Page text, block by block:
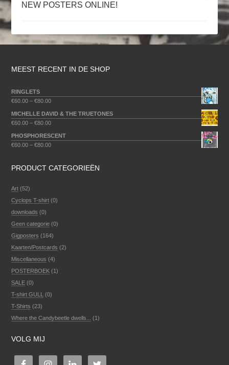
NEW POSTERS ONLINE!
MEEST RECENT IN DE SHOP
RINGLETS
€60.00 –€80.00
MICHELLE DAVID & THE TRUETONES
€60.00 –€80.00
PHOSPHORESCENT
€60.00 –€80.00
PRODUCT CATEGORIEËN
Art (52)
Cyclops T-shirt (0)
downloads (0)
Geen categorie (0)
Gigposters (164)
Kaarten/Postcards (2)
Miscellaneous (4)
POSTERBOEK (1)
SALE (0)
T-shirt GULL
(0)
T-Shirts (23)
Where the Candybeetle dwells...
(1)
VOLG MIJ